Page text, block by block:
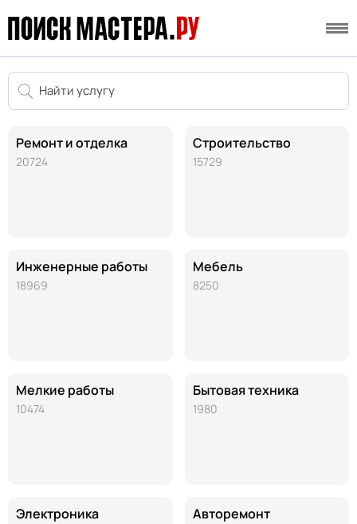
Ремонт и отделка
20724
Инженерные работы
18969
Мелкие работы
10474
Электроника
Строительство
15729
Мебель
8250
Бытовая техника
1980
Авторемонт